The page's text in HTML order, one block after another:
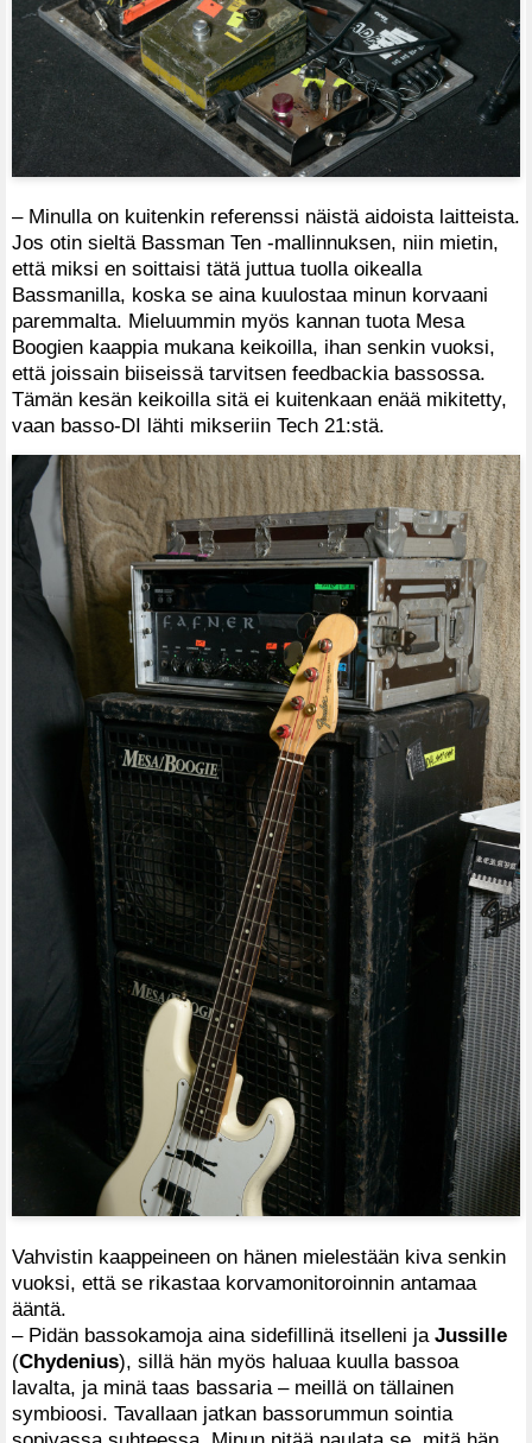
– Minulla on kuitenkin referenssi näistä aidoista laitteista.
Jos otin sieltä Bassman Ten -mallinnuksen, niin mietin,
että miksi en soittaisi tätä juttua tuolla oikealla
Bassmanilla, koska se aina kuulostaa minun korvaani
paremmalta. Mieluummin myös kannan tuota Mesa
Boogien kaappia mukana keikoilla, ihan senkin vuoksi,
että joissain biiseissä tarvitsen feedbackia bassossa.
Tämän kesän keikoilla sitä ei kuitenkaan enää mikitetty,
vaan basso-DI lähti mikseriin Tech 21:stä.
Vahvistin kaappeineen on hänen mielestään kiva senkin
vuoksi, että se rikastaa korvamonitoroinnin antamaa
ääntä.
– Pidän bassokamoja aina sidefillinä itselleni ja Jussille
(Chydenius), sillä hän myös haluaa kuulla bassoa
lavalta, ja minä taas bassaria – meillä on tällainen
symbioosi. Tavallaan jatkan bassorummun sointia